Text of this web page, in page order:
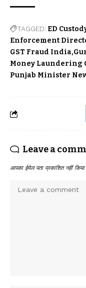
TAGGED: ED
Enforcement
GST Fraud India
Money Laundering
Punjab Minister
Leave a
आपका ईमेल पता प्रकाशित नहीं किया